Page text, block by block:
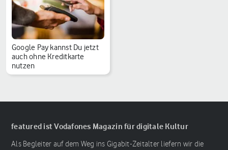
Google Pay kannst Du jetzt
auch ohne Kreditkarte
nutzen
featured ist Vodafones Magazin für digitale Kultur
Als Begleiter auf dem Weg ins Gigabit-Zeitalter liefern wir die